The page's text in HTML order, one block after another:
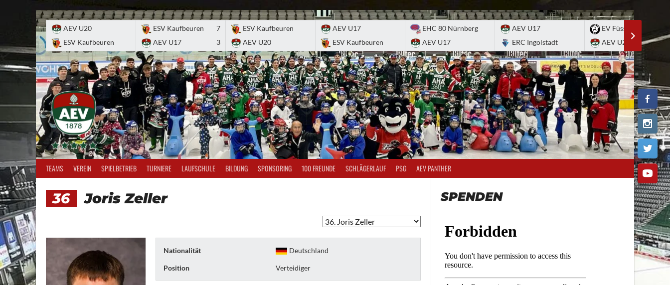
AEV U20
ESV Kaufbeuren
ESV Kaufbeuren
7
AEV U17
3
ESV Kaufbeuren
AEV U20
AEV U17
ESV Kaufbeuren
EHC 80 Nürnberg
AEV U17
AEV U17
ERC Ingolstadt
EV Füssen
AEV U20
TEAMS VEREIN SPIELBETRIEB TURNIERE LAUFSCHULE BILDUNG SPONSORING 100 FREUNDE SCHLÄGERLAUF PSG AEV PANTHER
36 Joris Zeller
Nationalität Deutschland
Position Verteidiger
SPENDEN